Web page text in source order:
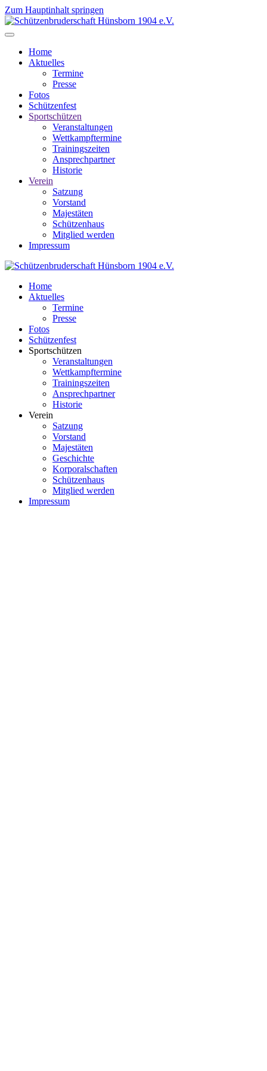
Zum Hauptinhalt springen
Home
Aktuelles
Termine
Presse
Fotos
Schützenfest
Sportschützen
Veranstaltungen
Wettkampftermine
Trainingszeiten
Ansprechpartner
Historie
Verein
Satzung
Vorstand
Majestäten
Schützenhaus
Mitglied werden
Impressum
Home
Aktuelles
Termine
Presse
Fotos
Schützenfest
Sportschützen
Veranstaltungen
Wettkampftermine
Trainingszeiten
Ansprechpartner
Historie
Verein
Satzung
Vorstand
Majestäten
Geschichte
Korporalschaften
Schützenhaus
Mitglied werden
Impressum